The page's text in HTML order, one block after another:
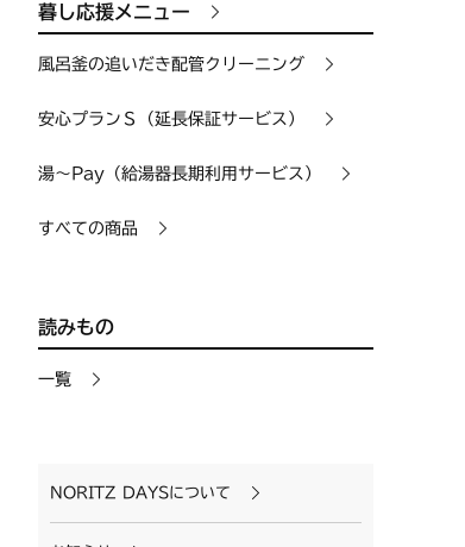
暮し応援メニュー
風呂釜の追いだき配管クリーニング
安心プランＳ（延長保証サービス）
湯〜Pay（給湯器長期利用サービス）
すべての商品
読みもの
一覧
NORITZ DAYSについて